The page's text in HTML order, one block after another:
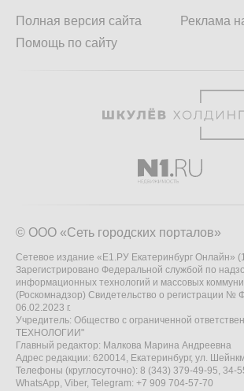
Полная версия сайта
Помощь по сайту
Реклама
© ООО «Сеть городских порталов»
Сетевое издание «Е1.РУ Екатеринбург Онлайн»
Зарегистрировано Федеральной службой по
информационных технологий и массовых
(Роскомнадзор) Свидетельство о регистрации №
06.02.2023 г.
Учредитель: Общество с ограниченной
ТЕХНОЛОГИИ"
Главный редактор: Малкова Марина Андреевна
Адрес редакции: 620014, Екатеринбург, ул.
Телефоны (круглосуточно): 8 (343) 379-49-95, 34-
WhatsApp, Viber, Telegram: +7 909 704-57-70